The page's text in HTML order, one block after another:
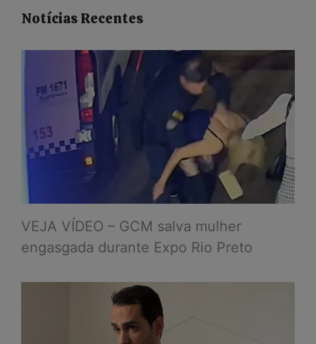
Notícias Recentes
VEJA VÍDEO – GCM salva mulher
engasgada durante Expo Rio Preto